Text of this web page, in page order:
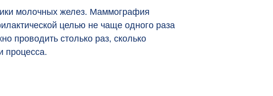
молочных желез. Маммография
целью не чаще одного раза
проводить столько раз, сколько
процесса.